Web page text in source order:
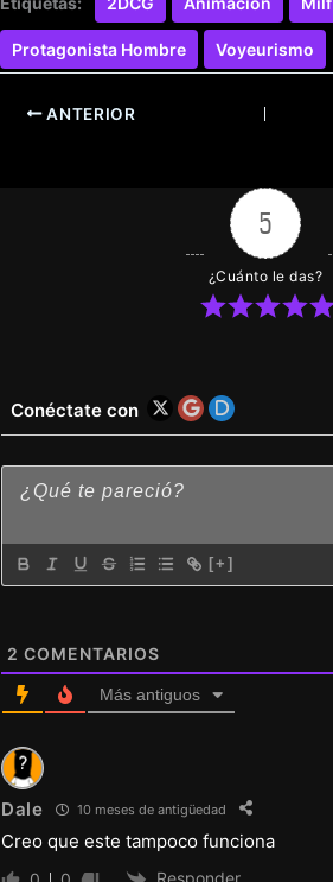
Protagonista Hombre Voyeurismo
ANTERIOR
5
¿Cuánto le das?
Conéctate con
[+]
2 COMENTARIOS
Más antiguos
Dale 10 meses de antigüedad
Creo que este tampoco funciona